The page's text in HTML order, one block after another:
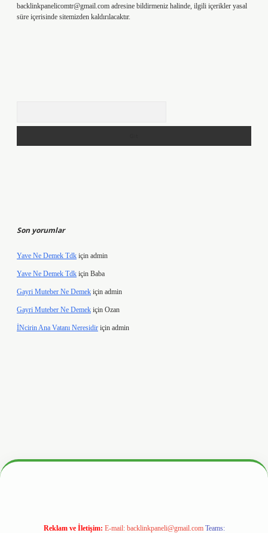
backlinkpanelicomtr@gmail.com adresine bildirmeniz halinde, ilgili içerikler yasal
süre içerisinde sitemizden kaldırılacaktır.
Son yorumlar
Yave Ne Demek Tdk için admin
Yave Ne Demek Tdk için Baba
Gayri Muteber Ne Demek için admin
Gayri Muteber Ne Demek için Ozan
İNcirin Ana Vatanı Neresidir için admin
Reklam ve İletişim: E-mail: backlinkpaneli@gmail.com Teams: